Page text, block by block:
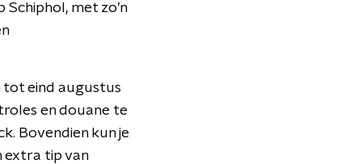
met zo’n
tot eind augustus
en douane te
Bovendien kun je
extra tip van